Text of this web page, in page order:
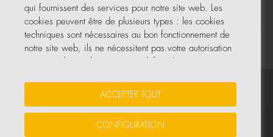
Vos données sont sécurisées • Protection des données
© Tous droits réservés, COHIDREX GLOBAL PARTS, S.L.U.
qui fournissent des services pour notre site web. Les
cookies peuvent être de plusieurs types : les cookies
techniques sont nécessaires au bon fonctionnement de
notre site web, ils ne nécessitent pas votre autorisation
goûts et intérêts personnels.
ACCEPTER TOUT
CONFIGURATION